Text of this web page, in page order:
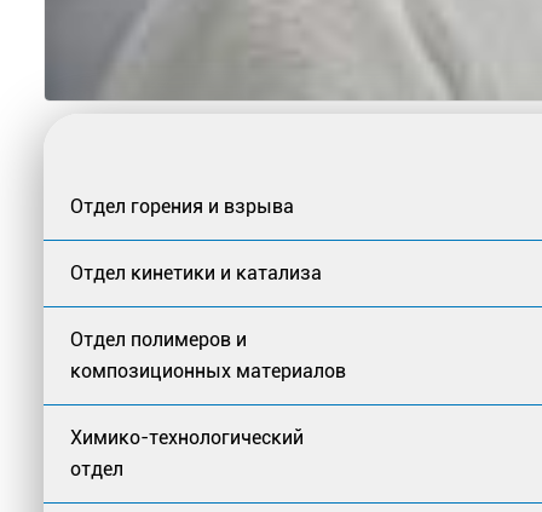
Отдел горения и взрыва
Отдел кинетики и катализа
Отдел полимеров и
композиционных материалов
Химико-технологический
отдел